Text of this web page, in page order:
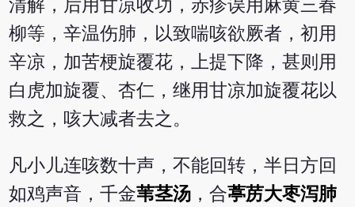
清解，后用甘凉收功，赤疹误用麻黄三春
柳等，辛温伤肺，以致喘咳欲厥者，初用
辛凉，加苦梗旋覆花，上提下降，甚则用
白虎加旋覆、杏仁，继用甘凉加旋覆花以
救之，咳大减者去之。
凡小儿连咳数十声，不能回转，半日方回
如鸡声音，千金苇茎汤 ，合葶苈大枣泻肺